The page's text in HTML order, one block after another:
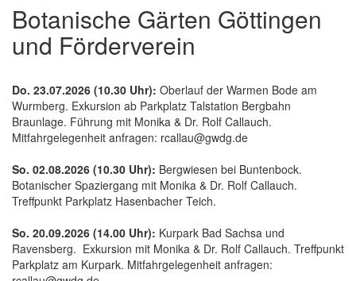
Botanische Gärten Göttingen
und Förderverein
Do. 23.07.2026 (10.30 Uhr): Oberlauf der Warmen Bode am
Wurmberg. Exkursion ab Parkplatz Talstation Bergbahn
Braunlage. Führung mit Monika & Dr. Rolf Callauch.
Mitfahrgelegenheit anfragen: rcallau@gwdg.de
So. 02.08.2026 (10.30 Uhr): Bergwiesen bei Buntenbock.
Botanischer Spaziergang mit Monika & Dr. Rolf Callauch.
Treffpunkt Parkplatz Hasenbacher Teich.
So. 20.09.2026 (14.00 Uhr): Kurpark Bad Sachsa und
Ravensberg. Exkursion mit Monika & Dr. Rolf Callauch. Treffpunkt
Parkplatz am Kurpark. Mitfahrgelegenheit anfragen: